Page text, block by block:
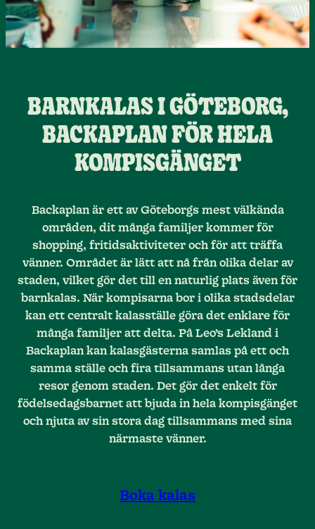
BARNKALAS I GÖTEBORG,
BACKAPLAN FÖR HELA
KOMPISGÄNGET
Backaplan är ett av Göteborgs mest välkända
områden, dit många familjer kommer för
shopping, fritidsaktiviteter och för att träffa
vänner. Området är lätt att nå från olika delar av
staden, vilket gör det till en naturlig plats även för
barnkalas. När kompisarna bor i olika stadsdelar
kan ett centralt kalasställe göra det enklare för
många familjer att delta. På Leo’s Lekland i
Backaplan kan kalasgästerna samlas på ett och
samma ställe och fira tillsammans utan långa
resor genom staden. Det gör det enkelt för
födelsedagsbarnet att bjuda in hela kompisgänget
och njuta av sin stora dag tillsammans med sina
närmaste vänner.
Boka kalas